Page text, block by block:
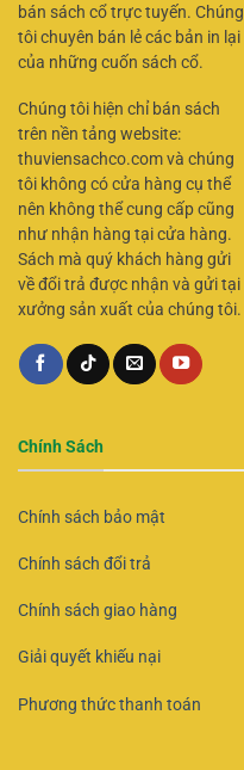
bán sách cổ trực tuyến. Chúng
tôi chuyên bán lẻ các bản in lại
của những cuốn sách cổ.
Chúng tôi hiện chỉ bán sách
trên nền tảng website:
thuviensachco.com và chúng
tôi không có cửa hàng cụ thể
nên không thể cung cấp cũng
như nhận hàng tại cửa hàng.
Sách mà quý khách hàng gửi
về đổi trả được nhận và gửi tại
xưởng sản xuất của chúng tôi.
Chính Sách
Chính sách bảo mật
Chính sách đổi trả
Chính sách giao hàng
Giải quyết khiếu nại
Phương thức thanh toán